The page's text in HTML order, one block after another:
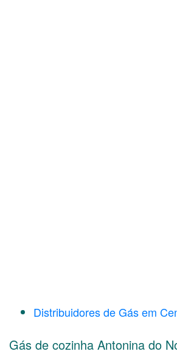
Distribuidores de Gás em
Gás de cozinha Antonina do